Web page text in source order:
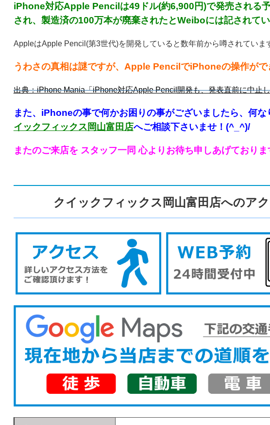
iPhone対応Apple Pencilは49ドル(約6,900円)で発売される
され、製造済の100万本が廃棄されたとWeiboには記されて
AppleはApple Pencil(第3世代)を開発していると数年前から噂されていま
うわさの真相は謎ですが、Apple PencilでiPhoneの操作が
出典：iPhone Mania「iPhone対応Apple Pencil開発も、発表直前に中止
また、iPhoneの事で何かお困りの事がございましたら、何な
イックフィックス岡山富田店へご相談下さいませ！(^_^)/
またのご来店を スタッフ一同 心よりお待ち申しあげており
クイックフィックス岡山富田店へのア